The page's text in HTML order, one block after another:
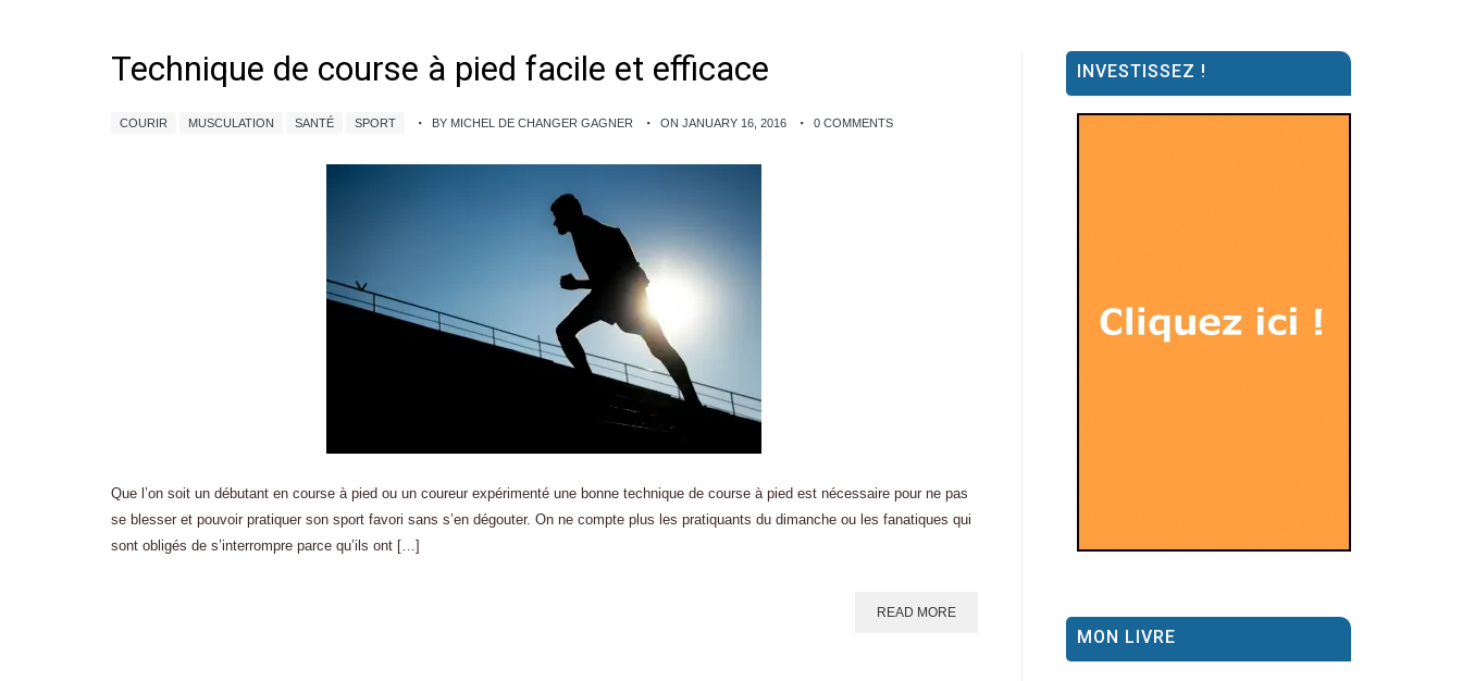
Technique de course à pied facile et efficace
COURIR MUSCULATION SANTÉ SPORT BY MICHEL DE CHANGER GAGNER ON JANUARY 16, 2016 0 COMMENTS
Que l’on soit un débutant en course à pied ou un coureur expérimenté une bonne technique de course à pied est nécessaire pour ne pas
se blesser et pouvoir pratiquer son sport favori sans s’en dégouter. On ne compte plus les pratiquants du dimanche ou les fanatiques qui
sont obligés de s’interrompre parce qu’ils ont […]
READ MORE
INVESTISSEZ !
MON LIVRE